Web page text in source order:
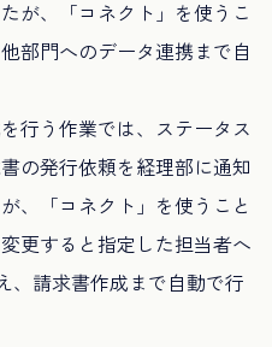
が、「コネクト」を使うこ
部門へのデータ連携まで自
行う作業では、ステータス
の発行依頼を経理部に通知
、「コネクト」を使うこと
更すると指定した担当者へ
、請求書作成まで自動で行